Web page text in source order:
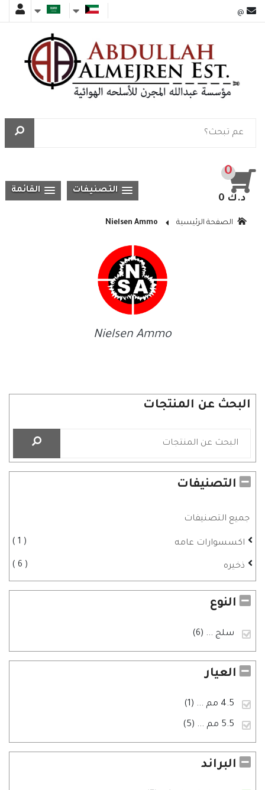
@
0
0 د.ك
القائمة التصنيفات
الصفحة الرئيسية Nielsen Ammo
Nielsen Ammo
البحث عن المنتجات
التصنيفات
جميع التصنيفات
اكسسوارات عامه
ذخيره
النوع
سلج ... (6)
العيار
4.5 مم ... (1)
5.5 مم ... (5)
البراند